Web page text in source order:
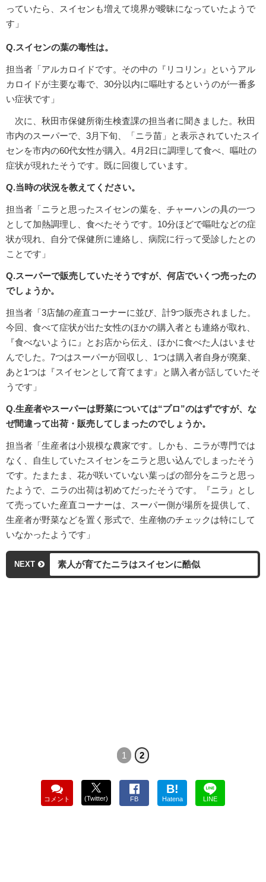
っていたら、スイセンも増えて境界が曖昧になっていたようで
す」
Q.スイセンの葉の毒性は。
担当者「アルカロイドです。その中の『リコリン』というアル
カロイドが主要な毒で、30分以内に嘔吐するというのが一番多
い症状です」
次に、秋田市保健所衛生検査課の担当者に聞きました。秋田
市内のスーパーで、3月下旬、「ニラ苗」と表示されていたスイ
センを市内の60代女性が購入。4月2日に調理して食べ、嘔吐の
症状が現れたそうです。既に回復しています。
Q.当時の状況を教えてください。
担当者「ニラと思ったスイセンの葉を、チャーハンの具の一つ
として加熱調理し、食べたそうです。10分ほどで嘔吐などの症
状が現れ、自分で保健所に連絡し、病院に行って受診したとの
ことです」
Q.スーパーで販売していたそうですが、何店でいくつ売ったの
でしょうか。
担当者「3店舗の産直コーナーに並び、計9つ販売されました。
今回、食べて症状が出た女性のほかの購入者とも連絡が取れ、
『食べないように』とお店から伝え、ほかに食べた人はいませ
んでした。7つはスーパーが回収し、1つは購入者自身が廃棄、
あと1つは『スイセンとして育てます』と購入者が話していたそ
うです」
Q.生産者やスーパーは野菜については“プロ”のはずですが、な
ぜ間違って出荷・販売してしまったのでしょうか。
担当者「生産者は小規模な農家です。しかも、ニラが専門では
なく、自生していたスイセンをニラと思い込んでしまったそう
です。たまたま、花が咲いていない葉っぱの部分をニラと思っ
たようで、ニラの出荷は初めてだったそうです。『ニラ』とし
て売っていた産直コーナーは、スーパー側が場所を提供して、
生産者が野菜などを置く形式で、生産物のチェックは特にして
いなかったようです」
NEXT 素人が育てたニラはスイセンに酷似
1 2
コメント (Twitter) FB
B!
Hatena LINE